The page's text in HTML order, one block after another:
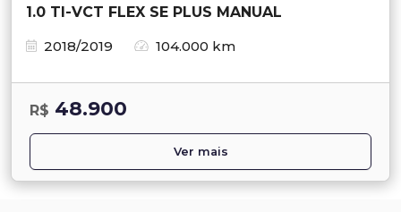
1.0 TI-VCT FLEX SE PLUS MANUAL
2018/2019
104.000 km
R$ 48.900
Ver mais